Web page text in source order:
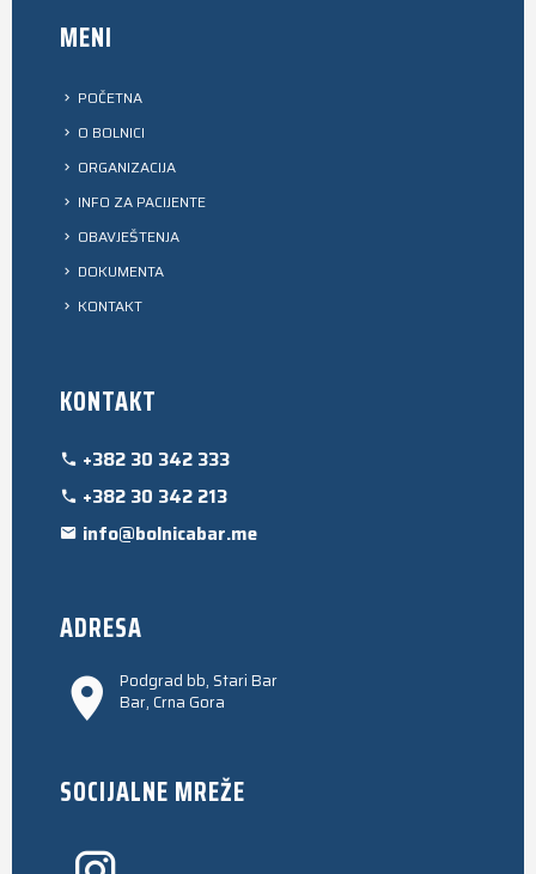
MENI
POČETNA
O BOLNICI
ORGANIZACIJA
INFO ZA PACIJENTE
OBAVJEŠTENJA
DOKUMENTA
KONTAKT
KONTAKT
+382 30 342 333
+382 30 342 213
info@bolnicabar.me
ADRESA
Podgrad bb, Stari Bar
Bar, Crna Gora
SOCIJALNE MREŽE